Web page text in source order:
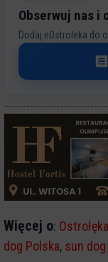
Obserwuj nas i
Dodaj eOstroleka do
Więcej o: Ostrołęka
dog Polska, sun dog